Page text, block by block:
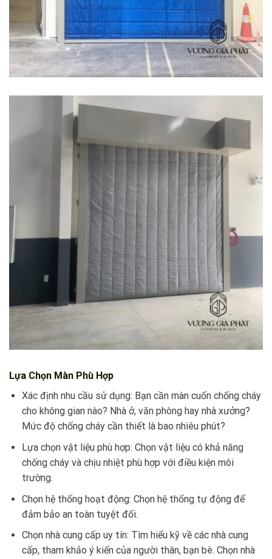
Lựa Chọn Màn Phù Hợp
Xác định nhu cầu sử dụng: Bạn cần màn cuốn chống cháy
cho không gian nào? Nhà ở, văn phòng hay nhà xưởng?
Mức độ chống cháy cần thiết là bao nhiêu phút?
Lựa chọn vật liệu phù hợp: Chọn vật liệu có khả năng
chống cháy và chịu nhiệt phù hợp với điều kiện môi
trường.
Chọn hệ thống hoạt động: Chọn hệ thống tự động để
đảm bảo an toàn tuyệt đối.
Chọn nhà cung cấp uy tín: Tìm hiểu kỹ về các nhà cung
cấp, tham khảo ý kiến của người thân, bạn bè. Chọn nhà